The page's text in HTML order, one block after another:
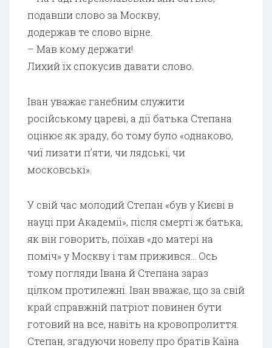
подавши слово за Москву,
додержав те слово вірне.
– Мав кому держати!
Лихий їх спокусив давати слово.
Іван уважає ганебним служити
російському цареві, а дії батька Степана
оцінює як зраду, бо тому було «однаково,
чиї лизати п’яти, чи лядські, чи
московські».
У свій час молодий Степан «був у Києві в
науці при Академії», після смерті ж батька,
як він говорить, поїхав «до матері на
поміч» у Москву і там прижився… Ось
тому погляди Івана й Степана зараз
цілком протилежні. Іван вважає, що за свій
край справжній патріот повинен бути
готовий на все, навіть на кровопролиття.
Степан, згадуючи новелу про братів Каїна